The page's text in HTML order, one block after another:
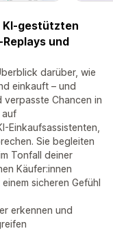
KI-gestützten
und
darüber, wie
einkauft – und
Chancen in
auf
Einkaufsassistenten,
Sie begleiten
Tonfall deiner
Käufer:innen
sicheren Gefühl
erkennen und